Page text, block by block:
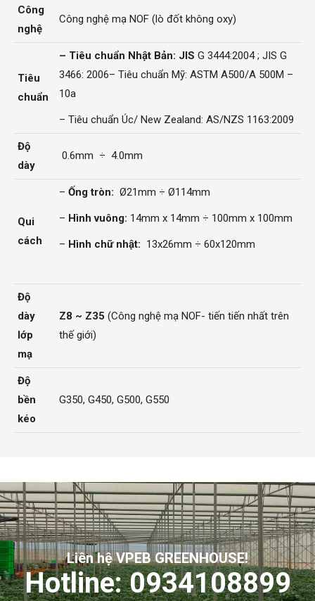
Công
nghệ
Công nghệ mạ NOF (lò đốt không oxy)
Tiêu
chuẩn
– Tiêu chuẩn Nhật Bản: JIS G 3444:2004 ; JIS G
3466: 2006– Tiêu chuẩn Mỹ: ASTM A500/A 500M –
10a
– Tiêu chuẩn Úc/ New Zealand: AS/NZS 1163:2009
Độ
dày
0.6mm ÷ 4.0mm
Qui
cách
– Ống tròn: Ø21mm ÷ Ø114mm
– Hình vuông: 14mm x 14mm ÷ 100mm x 100mm
– Hình chữ nhật: 13x26mm ÷ 60x120mm
Độ
dày
lớp
mạ
Z8 ~ Z35 (Công nghệ mạ NOF- tiến tiến nhất trên
thế giới)
Độ
bền
kéo
G350, G450, G500, G550
Liên hệ VPEB GREENHOUSE!
Hotline: 0934108899